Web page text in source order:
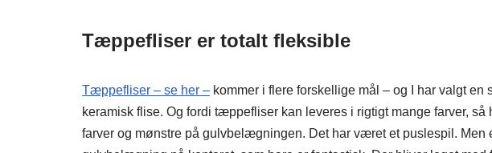
Tæppefliser er totalt fleksible
Tæppefliser – se her – kommer i flere forskellige mål – og I har valgt
keramisk flise. Og fordi tæppefliser kan leveres i rigtigt mange farver, så
farver og mønstre på gulvbelægningen. Det har været et puslespil. Men